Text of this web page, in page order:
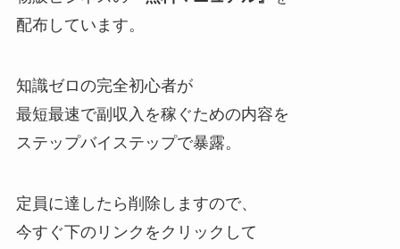
配布しています。
知識ゼロの完全初心者が
最短最速で副収入を稼ぐための内容を
ステップバイステップで暴露。
定員に達したら削除しますので、
今すぐ下のリンクをクリックして